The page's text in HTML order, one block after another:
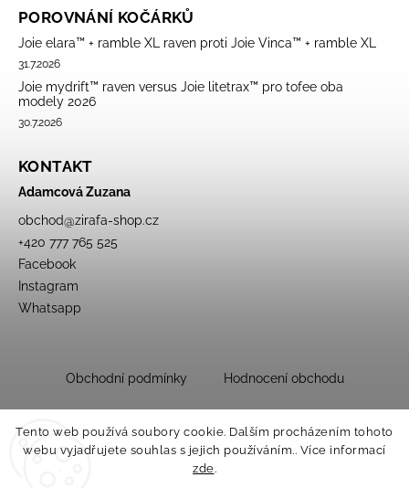
Tento web používá soubory cookie. Dalším procházením tohoto
webu vyjadřujete souhlas s jejich používáním.. Více informací
zde.
POROVNÁNÍ KOČÁRKŮ
Joie elara™ + ramble XL raven proti Joie Vinca™ + ramble XL
31.7.2026
Joie mydrift™ raven versus Joie litetrax™ pro tofee oba
modely 2026
30.7.2026
KONTAKT
Adamcová Zuzana
obchod@zirafa-shop.cz
+420 777 765 525
Facebook
Instagram
Whatsapp
Obchodní podmínky Hodnocení obchodu